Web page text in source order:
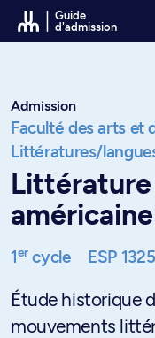
Passer au contenu
Guide
d'admission
Admission
Faculté des arts et
Littératures/
1ercycle ESP 1325
Étude historique
mouvements